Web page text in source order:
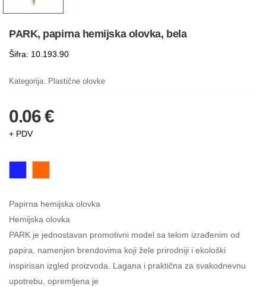
PARK, papirna hemijska olovka, bela
Šifra: 10.193.90
Kategorija: Plastične olovke
0.06 €
+ PDV
Papirna hemijska olovka
Hemijska olovka
PARK je jednostavan promotivni model sa telom izrađenim od
papira, namenjen brendovima koji žele prirodniji i ekološki
inspirisan izgled proizvoda. Lagana i praktična za svakodnevnu
upotrebu, opremljena je